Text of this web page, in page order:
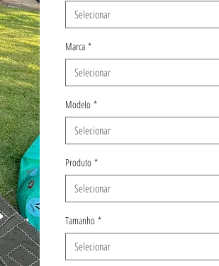
Selecionar
Marca *
Selecionar
Modelo *
Selecionar
Produto *
Selecionar
Tamanho *
Selecionar